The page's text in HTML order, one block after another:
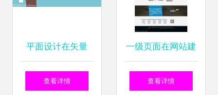
平面设计在矢量
Web横幅与网站建
查看详情
一级页面在网站建
设中的核心作用与
查看详情